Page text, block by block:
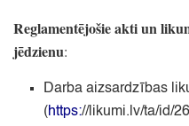
Reglamentējošie akti un
jēdzienu:
Darba aizsardzības
(https://likumi.lv/ta/id/